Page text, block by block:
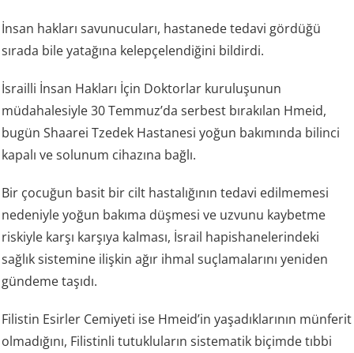
İnsan hakları savunucuları, hastanede tedavi gördüğü
sırada bile yatağına kelepçelendiğini bildirdi.
İsrailli İnsan Hakları İçin Doktorlar kuruluşunun
müdahalesiyle 30 Temmuz’da serbest bırakılan Hmeid,
bugün Shaarei Tzedek Hastanesi yoğun bakımında bilinci
kapalı ve solunum cihazına bağlı.
Bir çocuğun basit bir cilt hastalığının tedavi edilmemesi
nedeniyle yoğun bakıma düşmesi ve uzvunu kaybetme
riskiyle karşı karşıya kalması, İsrail hapishanelerindeki
sağlık sistemine ilişkin ağır ihmal suçlamalarını yeniden
gündeme taşıdı.
Filistin Esirler Cemiyeti ise Hmeid’in yaşadıklarının münferit
olmadığını, Filistinli tutukluların sistematik biçimde tıbbi